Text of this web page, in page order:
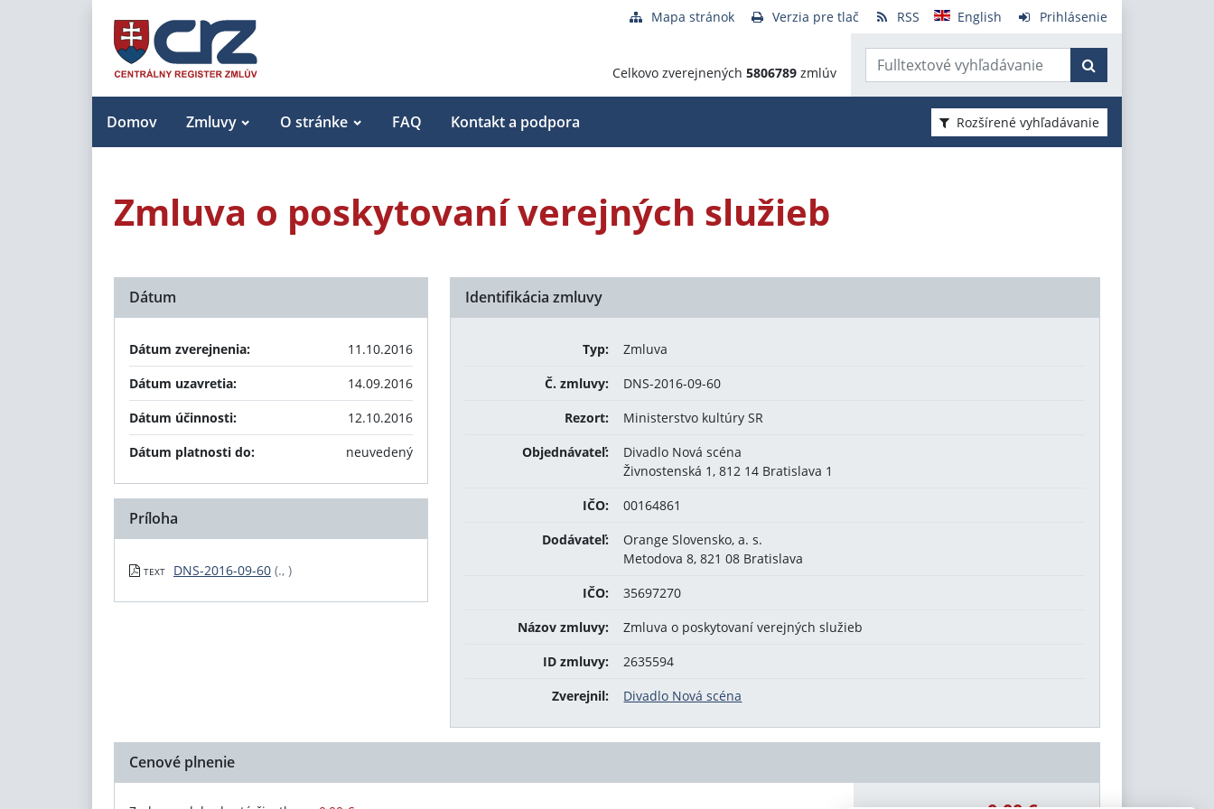
Mapa stránok Verzia pre tlač RSS English Prihlásenie
Celkovo zverejnených 5806789 zmlúv
Domov Zmluvy O stránke FAQ Kontakt a podpora Rozšírené vyhľadávanie
Zmluva o poskytovaní verejných služieb
Identifikácia zmluvy
Typ:
Zmluva
Č. zmluvy:
DNS-2016-09-60
Rezort:
Ministerstvo kultúry SR
Objednávateľ:
Divadlo Nová scéna
Živnostenská 1, 812 14 Bratislava 1
IČO:
00164861
Dodávateľ:
Orange Slovensko, a. s.
Metodova 8, 821 08 Bratislava
IČO:
35697270
Názov zmluvy:
Zmluva o poskytovaní verejných služieb
ID zmluvy:
2635594
Zverejnil:
Divadlo Nová scéna
Dátum
Dátum zverejnenia:
11.10.2016
Dátum uzavretia:
14.09.2016
Dátum účinnosti:
12.10.2016
Dátum platnosti do:
neuvedený
Príloha
TEXT DNS-2016-09-60 (., )
Cenové plnenie